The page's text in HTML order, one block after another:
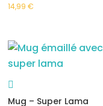
14,99€
Mug – Super Lama